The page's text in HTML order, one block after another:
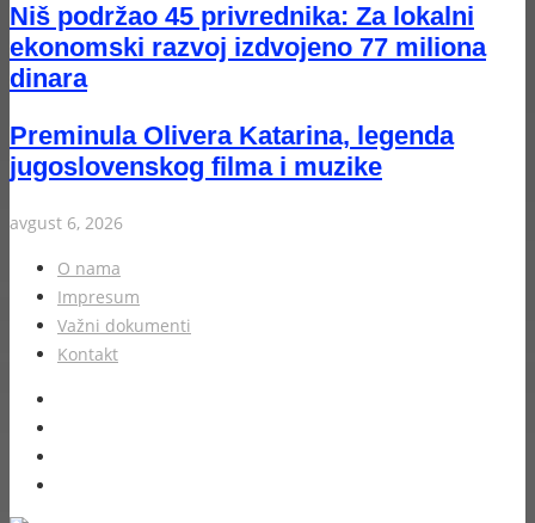
Niš podržao 45 privrednika: Za lokalni
ekonomski razvoj izdvojeno 77 miliona
dinara
Preminula Olivera Katarina, legenda
jugoslovenskog filma i muzike
avgust 6, 2026
O nama
Impresum
Važni dokumenti
Kontakt